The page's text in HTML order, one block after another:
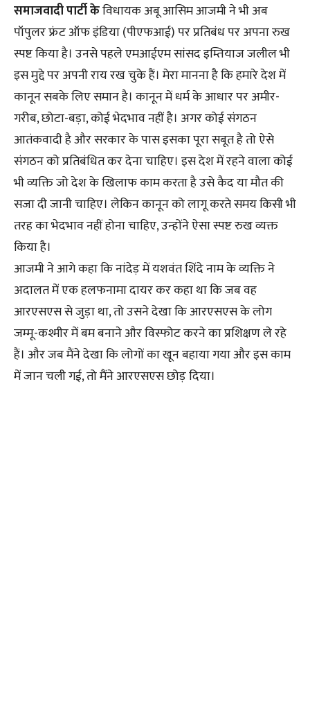
समाजवादी पार्टी केविधायक अबू आसिम आजमी ने भी अब
पॉपुलर फ्रंट ऑफ इंडिया (पीएफआई) पर प्रतिबंध पर अपना रुख
स्पष्ट किया है। उनसे पहले एमआईएम सांसद इम्तियाज जलील भी
इस मुद्दे पर अपनी राय रख चुके हैं। मेरा मानना ​​है कि हमारे देश में
कानून सबके लिए समान है। कानून में धर्म के आधार पर अमीर-
गरीब, छोटा-बड़ा, कोई भेदभाव नहीं है। अगर कोई संगठन
आतंकवादी है और सरकार के पास इसका पूरा सबूत है तो ऐसे
संगठन को प्रतिबंधित कर देना चाहिए। इस देश में रहने वाला कोई
भी व्यक्ति जो देश के खिलाफ काम करता है उसे कैद या मौत की
सजा दी जानी चाहिए। लेकिन कानून को लागू करते समय किसी भी
तरह का भेदभाव नहीं होना चाहिए, उन्होंने ऐसा स्पष्ट रुख व्यक्त
किया है।
आजमी ने आगे कहा कि नांदेड़ में यशवंत शिंदे नाम के व्यक्ति ने
अदालत में एक हलफनामा दायर कर कहा था कि जब वह
आरएसएस से जुड़ा था, तो उसने देखा कि आरएसएस के लोग
जम्मू-कश्मीर में बम बनाने और विस्फोट करने का प्रशिक्षण ले रहे
हैं। और जब मैंने देखा कि लोगों का खून बहाया गया और इस काम
में जान चली गई, तो मैंने आरएसएस छोड़ दिया।